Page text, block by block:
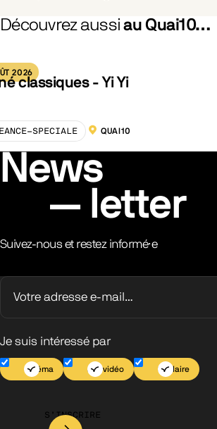
Branches Drops the Withered Blossom
Pride
Découvrez aussiau Quai10…
2026
classiques - Yi Yi
SPECIALE LOCALISATION :
QUAI10
News
letter
Suivez-nous et restez informé·e
Je suis intéressé par
Cinéma Jeu vidéo Scolaire
S’INSCRIRE